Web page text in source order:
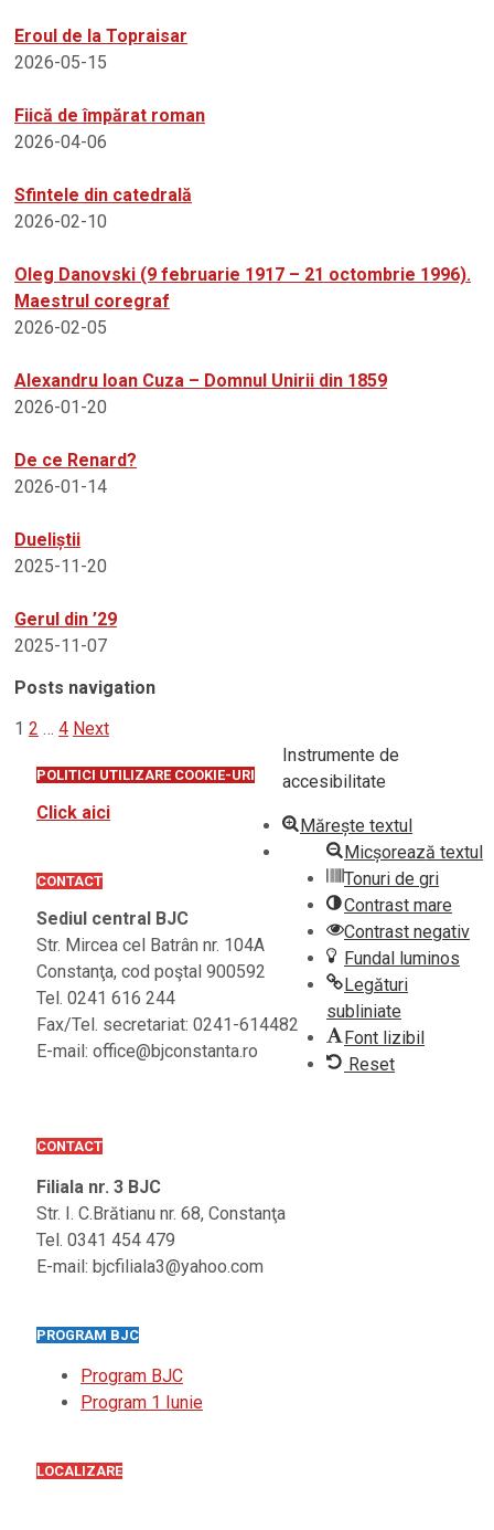
Eroul de la Topraisar
2026-05-15
Fiică de împărat roman
2026-04-06
Sfintele din catedrală
2026-02-10
Oleg Danovski (9 februarie 1917 – 21 octombrie 1996).
Maestrul coregraf
2026-02-05
Alexandru Ioan Cuza – Domnul Unirii din 1859
2026-01-20
De ce Renard?
2026-01-14
Dueliștii
2025-11-20
Gerul din ’29
2025-11-07
Posts navigation
1 2 … 4 Next
POLITICI UTILIZARE COOKIE-URI
Click aici
CONTACT
Sediul central BJC
Str. Mircea cel Batrân nr. 104A
Constanţa, cod poştal 900592
Tel. 0241 616 244
Fax/Tel. secretariat: 0241-614482
E-mail: office@bjconstanta.ro
CONTACT
Filiala nr. 3 BJC
Str. I. C.Brătianu nr. 68, Constanţa
Tel. 0341 454 479
E-mail: bjcfiliala3@yahoo.com
PROGRAM BJC
Program BJC
Program 1 Iunie
LOCALIZARE
Instrumente de
accesibilitate
Mărește textul
Micșorează textul
Tonuri de gri
Contrast mare
Contrast negativ
Fundal luminos
Legături
subliniate
Font lizibil
Reset